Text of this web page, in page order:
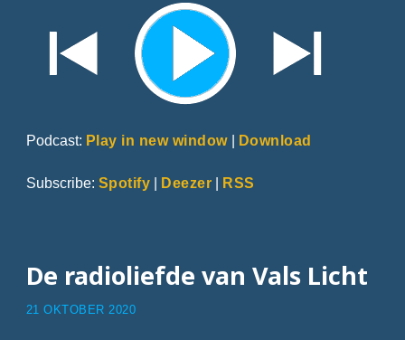
Podcast: Play in new window| Download
Subscribe: Spotify | Deezer | RSS
De radioliefde van Vals Licht
21 OKTOBER 2020